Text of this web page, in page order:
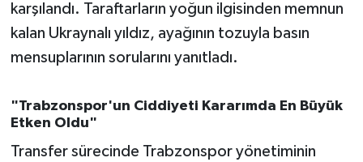
karşılandı. Taraftarların yoğun ilgisinden memnun
kalan Ukraynalı yıldız, ayağının tozuyla basın
mensuplarının sorularını yanıtladı.
"Trabzonspor'un Ciddiyeti Kararımda En Büyük
Etken Oldu"
Transfer sürecinde Trabzonspor yönetiminin
SEYAHAT
SİYASET